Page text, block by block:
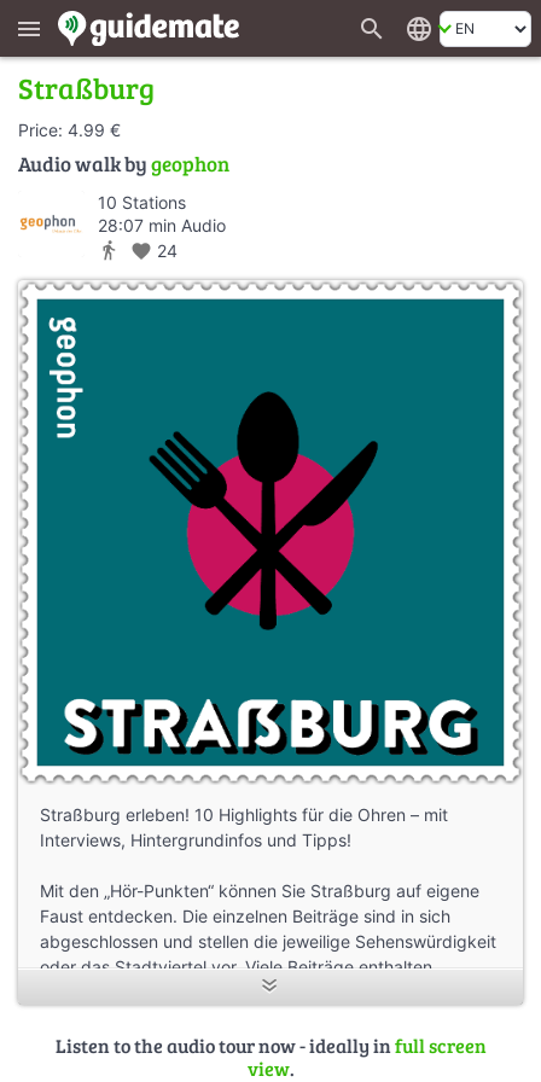
menu search language
Straßburg
Price: 4.99 €
Audio walk bygeophon
10 Stations
28:07 min Audio
directions_walk favorite 24
Straßburg erleben! 10 Highlights für die Ohren – mit
Interviews, Hintergrundinfos und Tipps!
Mit den „Hör-Punkten“ können Sie Straßburg auf eigene
Faust entdecken. Die einzelnen Beiträge sind in sich
abgeschlossen und stellen die jeweilige Sehenswürdigkeit
oder das Stadtviertel vor. Viele Beiträge enthalten
Interviewausschnitte aus Gesprächen mit Einwohnern und
Wir wünschen Ihnen viel Vergnügen,
Listen to the audio tour now - ideally infull screen
view.